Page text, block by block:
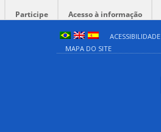
Participe Acesso à informação
ACESSIBILIDADE
MAPA DO SITE